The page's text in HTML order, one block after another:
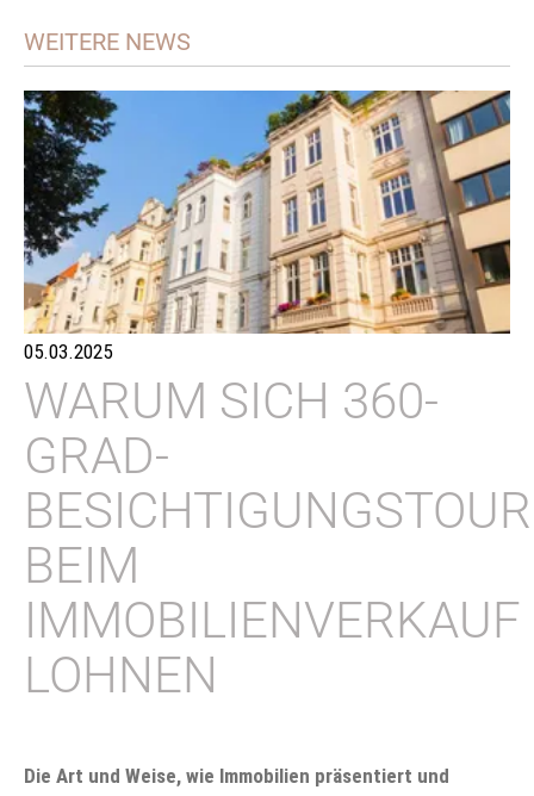
05.03.2025
WARUM SICH 360-
GRAD-
BEIM
IMMOBILIENVERKAUF
LOHNEN
Die Art und Weise, wie Immobilien präsentiert und
WEITERE NEWS